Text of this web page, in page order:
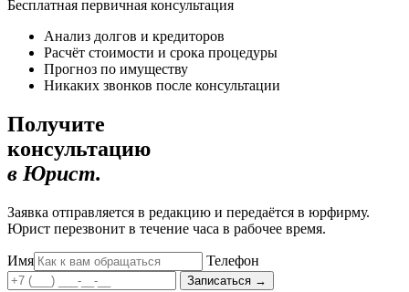
Бесплатная первичная консультация
Анализ долгов и кредиторов
Расчёт стоимости и срока процедуры
Прогноз по имуществу
Никаких звонков после консультации
Получите
консультацию
в Юрист.
Заявка отправляется в редакцию и передаётся в юрфирму.
Юрист перезвонит в течение часа в рабочее время.
Имя Телефон
Записаться →